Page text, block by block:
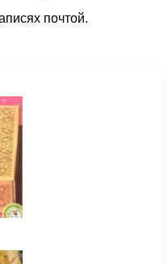
почтой.